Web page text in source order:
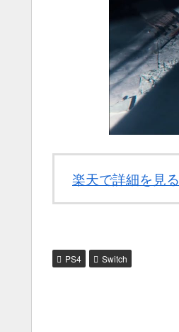
楽天で詳細を見る
PS4 Switch